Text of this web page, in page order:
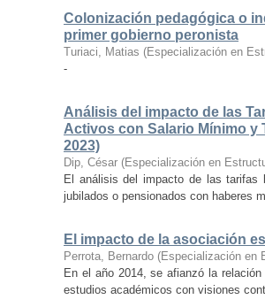
Colonización pedagógica o
primer gobierno peronista
Turiaci, Matias (Especialización en
-
Análisis del impacto de las
Activos con Salario Mínimo y
2023)
Dip, César (Especialización en
El análisis del impacto de las tarifas
jubilados o pensionados con haberes
El impacto de la asociación
Perrota, Bernardo (Especialización en
En el año 2014, se afianzó la
estudios académicos con visiones